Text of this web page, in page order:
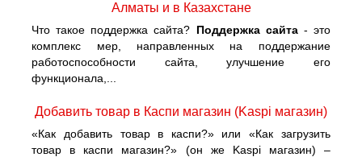
Алматы и в Казахстане
Что такое поддержка сайта? Поддержка сайта- это
комплекс мер, направленных на поддержание
работоспособности сайта, улучшение его
функционала,...
Добавить товар в Каспи магазин (Kaspi магазин)
«Как добавить товар в каспи?» или «Как загрузить
товар в каспи магазин?» (он же Kaspi магазин) –